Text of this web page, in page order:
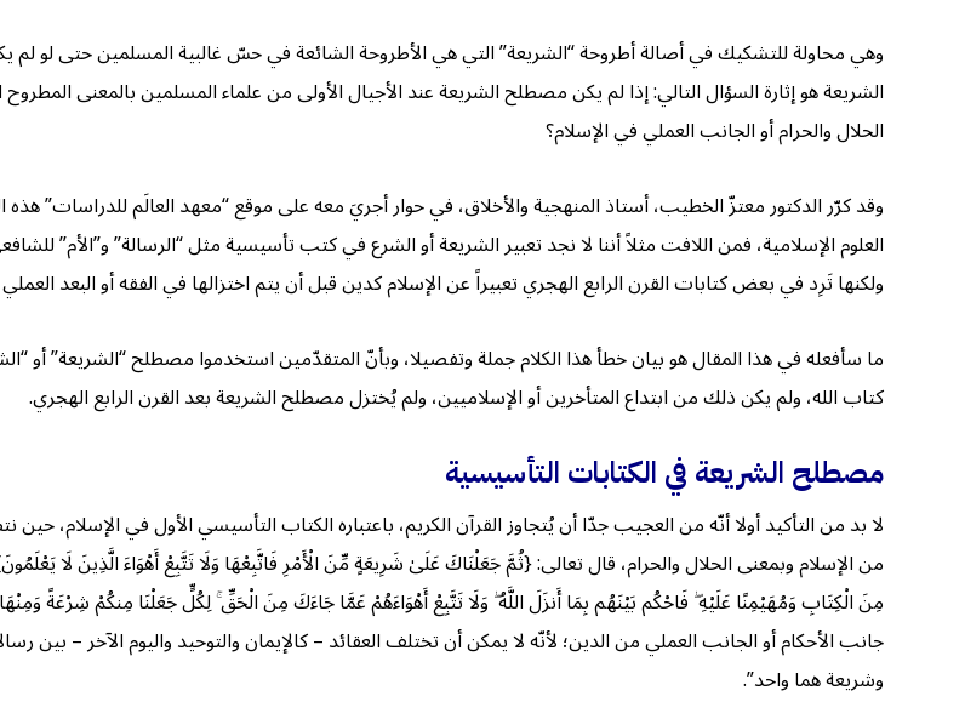
وهي محاولة للتشكيك في أصالة أطروحة “الشريعة” التي هي الأطروحة الشائعة في حسّ غالبية المسلمين حتى لو لم
الشريعة هو إثارة السؤال التالي: إذا لم يكن مصطلح الشريعة عند الأجيال الأولى من علماء المسلمين بالمعنى
الحلال والحرام أو الجانب العملي في الإسلام؟
وقد كرّر الدكتور معتزّ الخطيب، أستاذ المنهجية والأخلاق، في حوار أجريَ معه على موقع “معهد العالَم للدراسات”
العلوم الإسلامية، فمن اللافت مثلاً أننا لا نجد تعبير الشريعة أو الشرع في كتب تأسيسية مثل “الرسالة” و”الأم”
ولكنها تَرِد في بعض كتابات القرن الرابع الهجري تعبيراً عن الإسلام كدين قبل أن يتم اختزالها في الفقه أو البعد
ما سأفعله في هذا المقال هو بيان خطأ هذا الكلام جملة وتفصيلا، وبأنّ المتقدّمين استخدموا مصطلح “الشريعة” أو
كتاب الله، ولم يكن ذلك من ابتداع المتأخرين أو الإسلاميين، ولم يُختزل مصطلح الشريعة بعد القرن الرابع الهجري.
مصطلح الشريعة في الكتابات التأسيسية
لا بد من التأكيد أولا أنّه من العجيب جدّا أن يُتجاوز القرآن الكريم، باعتباره الكتاب التأسيسي الأول في
وشريعة هما واحد”.